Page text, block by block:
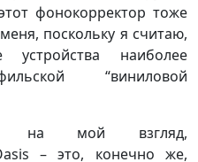
фонокорректор тоже
поскольку я считаю,
наиболее
“виниловой
на мой взгляд,
– это, конечно же,